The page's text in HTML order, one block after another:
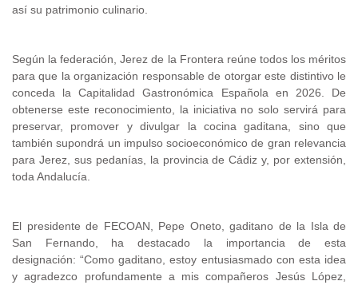
así su patrimonio culinario.
Según la federación, Jerez de la Frontera reúne todos los méritos
para que la organización responsable de otorgar este distintivo le
conceda la Capitalidad Gastronómica Española en 2026. De
obtenerse este reconocimiento, la iniciativa no solo servirá para
preservar, promover y divulgar la cocina gaditana, sino que
también supondrá un impulso socioeconómico de gran relevancia
para Jerez, sus pedanías, la provincia de Cádiz y, por extensión,
toda Andalucía.
El presidente de FECOAN, Pepe Oneto, gaditano de la Isla de
San Fernando, ha destacado la importancia de esta
designación:“Como gaditano, estoy entusiasmado con esta idea
y agradezco profundamente a mis compañeros Jesús López,